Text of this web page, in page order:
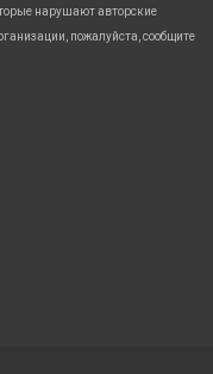
нарушают авторские
пожалуйста, сообщите